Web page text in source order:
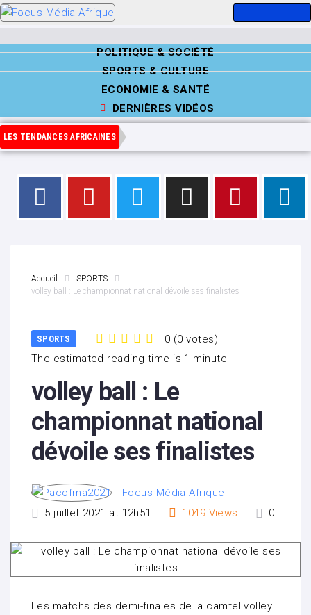
POLITIQUE & SOCIÉTÉ
SPORTS & CULTURE
ECONOMIE & SANTÉ
DERNIÈRES VIDÉOS
LES TENDANCES AFRICAINES
Accueil
SPORTS
volley ball : Le championnat national dévoile ses finalistes
SPORTS 0 (0 votes)
The estimated reading time is 1 minute
volley ball : Le
championnat national
dévoile ses finalistes
Focus Média Afrique
5 juillet 2021 at 12h51
1049 Views 0
Les matchs des demi-finales de la camtel volley